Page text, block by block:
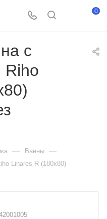
0
с
Riho
— Ванны —
Linares R (180x80)